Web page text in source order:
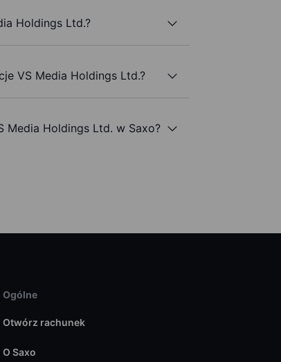
Holdings Ltd.?
VS Media Holdings Ltd.?
Media Holdings Ltd. w Saxo?
Ogólne
Otwórz rachunek
O Saxo